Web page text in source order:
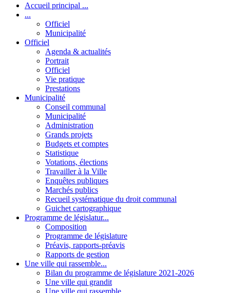
Accueil principal ...
...
Officiel
Municipalité
Officiel
Agenda & actualités
Portrait
Officiel
Vie pratique
Prestations
Municipalité
Conseil communal
Municipalité
Administration
Grands projets
Budgets et comptes
Statistique
Votations, élections
Travailler à la Ville
Enquêtes publiques
Marchés publics
Recueil systématique du droit communal
Guichet cartographique
Programme de législatur...
Composition
Programme de législature
Préavis, rapports-préavis
Rapports de gestion
Une ville qui rassemble...
Bilan du programme de législature 2021-2026
Une ville qui grandit
Une ville qui rassemble